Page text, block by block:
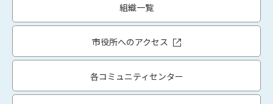
組織一覧
市役所へのアクセス
各コミュニティセンター